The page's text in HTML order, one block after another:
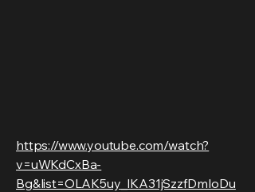
https://www.youtube.com/watch?
v=uWKdCxBa-
Bg&list=OLAK5uy_lKA31jSzzfDmIoDu